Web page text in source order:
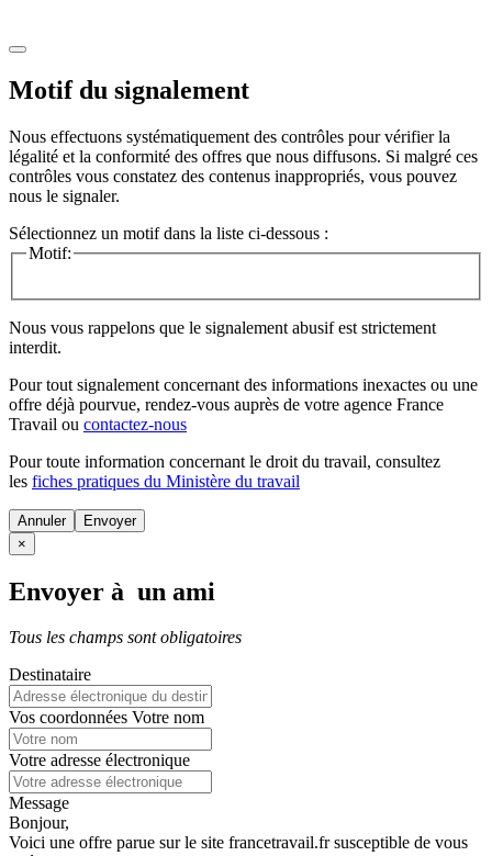
Motif du signalement
Nous effectuons systématiquement des contrôles pour vérifier la
légalité et la conformité des offres que nous diffusons. Si malgré ces
contrôles vous constatez des contenus inappropriés, vous pouvez
nous le signaler.
Sélectionnez un motif dans la liste ci-dessous :
Motif:
Nous vous rappelons que le signalement abusif est strictement
interdit.
Pour tout signalement concernant des informations inexactes ou une
offre déjà pourvue, rendez-vous auprès de votre agence France
Travail ou contactez-nous
Pour toute information concernant le droit du travail, consultez
les fiches pratiques du Ministère du travail
Annuler
×
Envoyer à un ami
Tous les champs sont obligatoires
Destinataire
Vos coordonnées Votre nom
Votre adresse électronique
Message
Bonjour,
Voici une offre parue sur le site francetravail.fr susceptible de vous